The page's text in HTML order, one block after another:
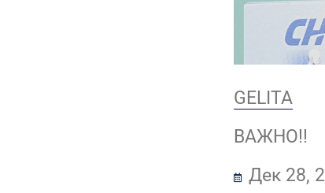
GELITA
ВАЖНО!!
Дек 28,